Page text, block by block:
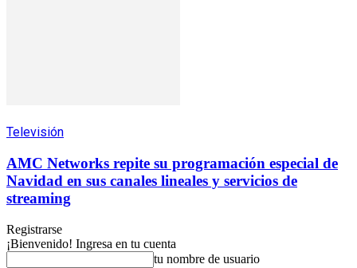
Televisión
AMC Networks repite su programación especial de
Navidad en sus canales lineales y servicios de
streaming
Registrarse
¡Bienvenido! Ingresa en tu cuenta
tu nombre de usuario